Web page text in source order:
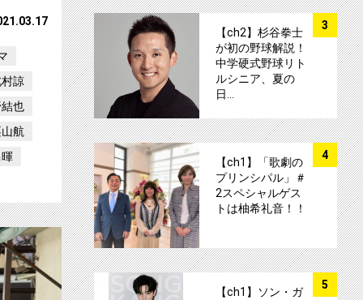
諒
也
航
vs絶対BLになりたくない男 主題歌決定！サムネイル
【ch1】【ＣＳオリジナルドラマ】 絶対BL
3
【ch2】杉谷拳士
が初の野球解説！
中学硬式野球リト
ルシニア、夏の
日…
4
【ch1】「歌劇の
プリンシパル」＃
2スペシャルゲス
トは柚希礼音！！
5
【ch1】ソン・ガ